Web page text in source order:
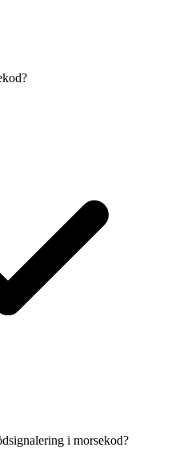
i morsekod?